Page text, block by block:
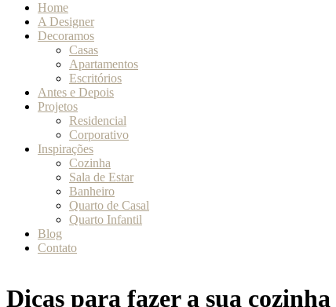
Home
A Designer
Decoramos
Casas
Apartamentos
Escritórios
Antes e Depois
Projetos
Residencial
Corporativo
Inspirações
Cozinha
Sala de Estar
Banheiro
Quarto de Casal
Quarto Infantil
Blog
Contato
Dicas para fazer a sua